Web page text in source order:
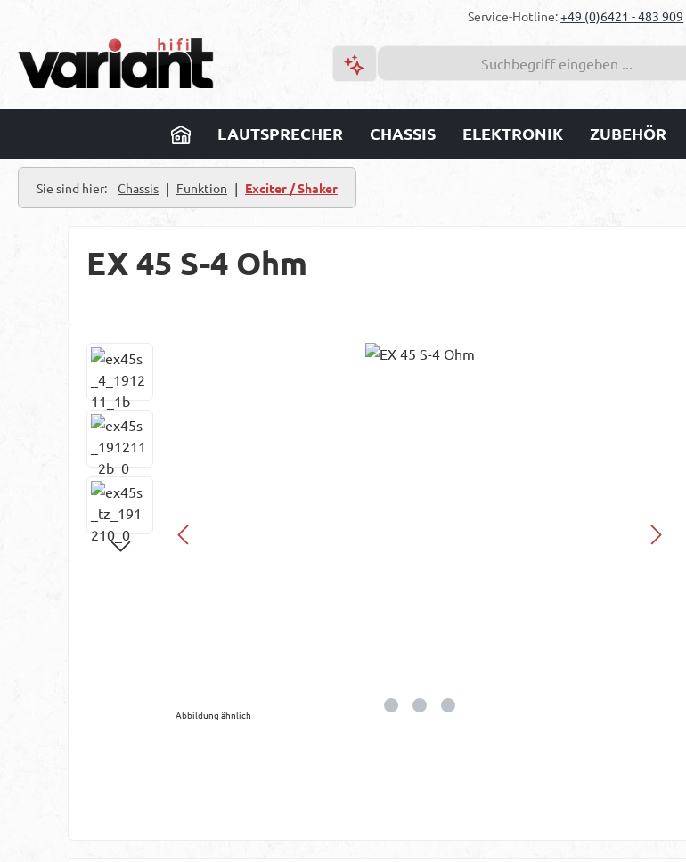
Service-Hotline:+49 (0)6421 - 483 909
LAUTSPRECHER CHASSIS ELEKTRONIK ZUBEHÖR
Sie sind hier: Chassis | Funktion | Exciter / Shaker
EX 45 S-4 Ohm
Bildergalerie überspringen
Abbildung ähnlich